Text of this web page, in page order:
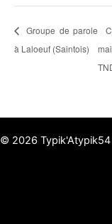
Groupe de parole
à Laloeuf (Saintois)
© 2026 Typik'Atypik54